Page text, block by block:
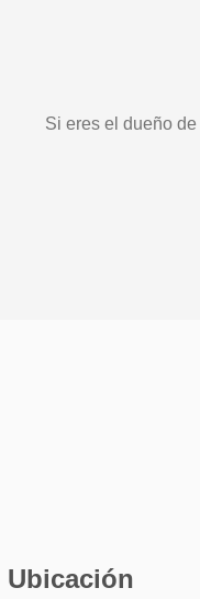
Si eres el dueño
Ubicación